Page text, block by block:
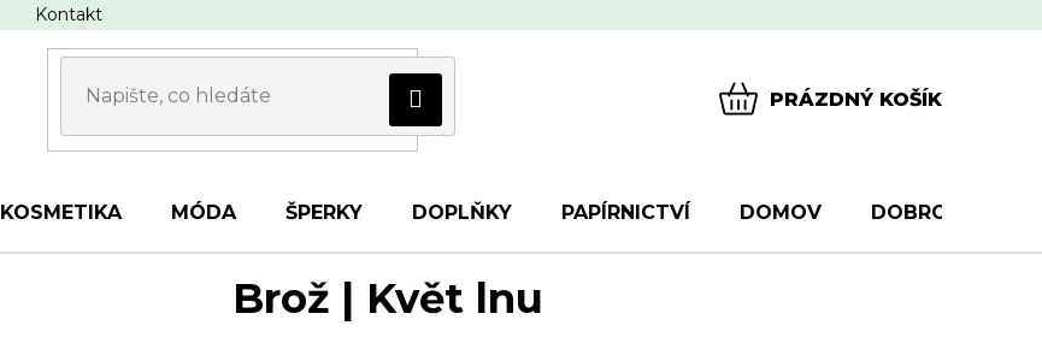
Kontakt
PRÁZDNÝ KOŠÍK
KOSMETIKA MÓDA ŠPERKY DOPLŇKY PAPÍRNICTVÍ DOMOV DOBROTY
Brož | Květ lnu